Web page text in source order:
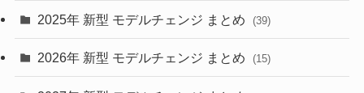
(9)
(4)
2025年 新型 モデルチェンジ まとめ (39)
2026年 新型 モデルチェンジ まとめ (15)